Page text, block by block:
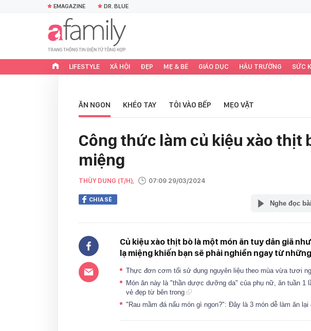
EMAGAZINE DR. BLUE
LIFESTYLE XÃ HỘI ĐẸP MẸ & BÉ GIÁO DỤC HẬU TRƯỜNG SỨC
ĂN NGON KHÉO TAY TÔI VÀO BẾP MẸO VẶT
Công thức làm củ kiệu xào thịt
miệng
THÙY DUNG (T/H), 07:09 29/03/2024
CHIA SẺ Nghe đọc bài
Củ kiệu xào thịt bò là một món ăn tuy dân giã
lạ miệng khiến bạn sẽ phải nghiền ngay từ
Thực đơn cơm tối sử dụng nguyên liệu theo mùa vừa tươi
Món ăn này là "thần dược dưỡng da" của phụ nữ, ăn tuần 1
vẻ đẹp từ bên trong
"Rau mầm đá nấu món gì ngon?": Đây là 3 món dễ làm ăn lại